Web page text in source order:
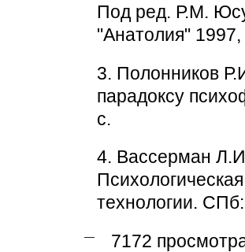
Под ред. Р.М.
"Анатолия"
3. Полонников
парадоксу
с.
4. Вассерман
технологии.
7172